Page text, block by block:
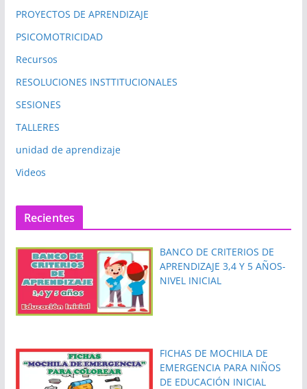
PROYECTOS DE APRENDIZAJE
PSICOMOTRICIDAD
Recursos
RESOLUCIONES INSTTITUCIONALES
SESIONES
TALLERES
unidad de aprendizaje
Videos
Recientes
BANCO DE CRITERIOS DE
APRENDIZAJE 3,4 Y 5 AÑOS-
NIVEL INICIAL
FICHAS DE MOCHILA DE
EMERGENCIA PARA NIÑOS
DE EDUCACIÓN INICIAL